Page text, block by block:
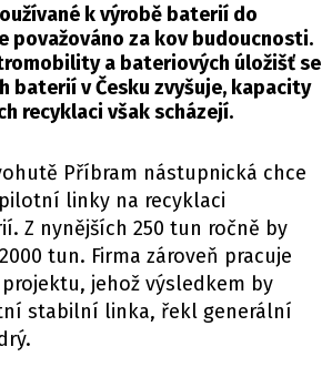
k výrobě baterií do
považováno za kov budoucnosti.
a bateriových úložišť se
baterií v Česku zvyšuje, kapacity
recyklaci však scházejí.
Příbram nástupnická chce
linky na recyklaci
Z nynějších 250 tun ročně by
tun. Firma zároveň pracuje
jehož výsledkem by
stabilní linka, řekl generální